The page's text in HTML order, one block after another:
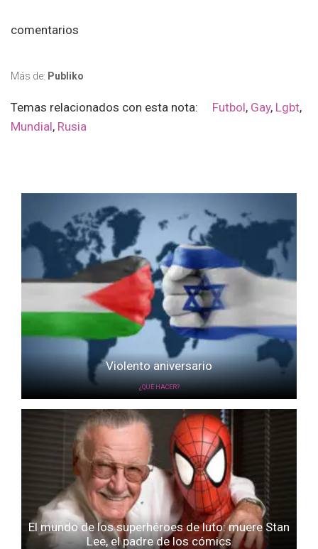
comentarios
Más de: Publiko
Temas relacionados con esta nota: Futbol, Gay, Lgbt,
Mundial, Rusia
Violento aniversario
¿QUÉ HACER?
El mundo de los superhéroes de luto: muere Stan
Lee, el padre de los cómics